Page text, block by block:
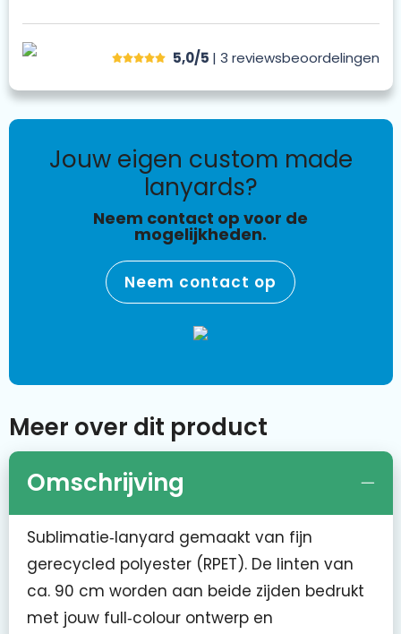
5,0/5 | 3 reviewsbeoordelingen
jouw eigen custom made
lanyards?
Neem contact op voor de
mogelijkheden.
Neem contact op
Meer over dit product
Omschrijving
Sublimatie‑lanyard gemaakt van fijn
gerecycled polyester (RPET). De linten van
ca. 90 cm worden aan beide zijden bedrukt
met jouw full‑colour ontwerp en